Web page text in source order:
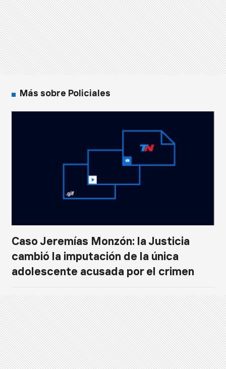
Más sobre Policiales
Caso Jeremías Monzón: la Justicia
cambió la imputación de la única
adolescente acusada por el crimen